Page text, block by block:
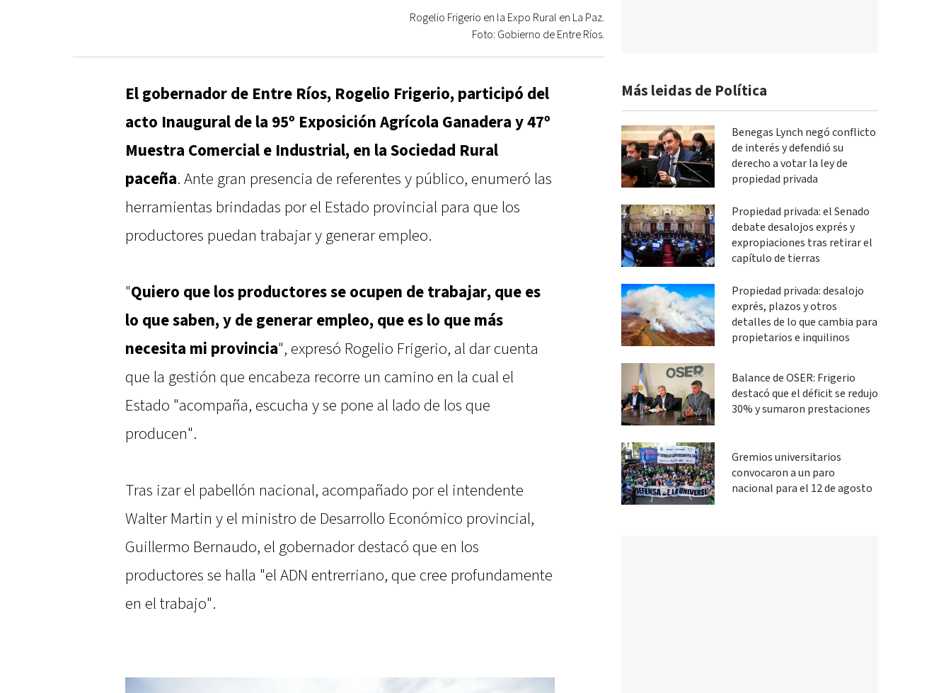
Rogelio Frigerio en la Expo Rural en La Paz.
Foto: Gobierno de Entre Ríos.
El gobernador de Entre Ríos, Rogelio Frigerio, participó del
acto Inaugural de la 95º Exposición Agrícola Ganadera y 47º
Muestra Comercial e Industrial, en la Sociedad Rural
paceña. Ante gran presencia de referentes y público, enumeró las
herramientas brindadas por el Estado provincial para que los
productores puedan trabajar y generar empleo.
"Quiero que los productores se ocupen de trabajar, que es
lo que saben, y de generar empleo, que es lo que más
necesita mi provincia", expresó Rogelio Frigerio, al dar cuenta
que la gestión que encabeza recorre un camino en la cual el
Estado "acompaña, escucha y se pone al lado de los que
producen".
Tras izar el pabellón nacional, acompañado por el intendente
Walter Martin y el ministro de Desarrollo Económico provincial,
Guillermo Bernaudo, el gobernador destacó que en los
productores se halla "el ADN entrerriano, que cree profundamente
en el trabajo".
Más leidas de Política
Benegas Lynch negó conflicto
de interés y defendió su
derecho a votar la ley de
propiedad privada
Propiedad privada: el Senado
debate desalojos exprés y
expropiaciones tras retirar el
capítulo de tierras
Propiedad privada: desalojo
exprés, plazos y otros
detalles de lo que cambia para
propietarios e inquilinos
Balance de OSER: Frigerio
destacó que el déficit se redujo
30% y sumaron prestaciones
Gremios universitarios
convocaron a un paro
nacional para el 12 de agosto